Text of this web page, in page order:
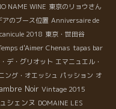
NAME WINE 東京のリョウさん
アのブース位置 Anniversaire de
canicule 2018 東京・世田谷
d'Aimer Chenas tapas bar
デ・グリオット エマニュエル・
ング・オエッシュ パッション オ
Noir Vintage 2015
シェンヌ DOMAINE LES